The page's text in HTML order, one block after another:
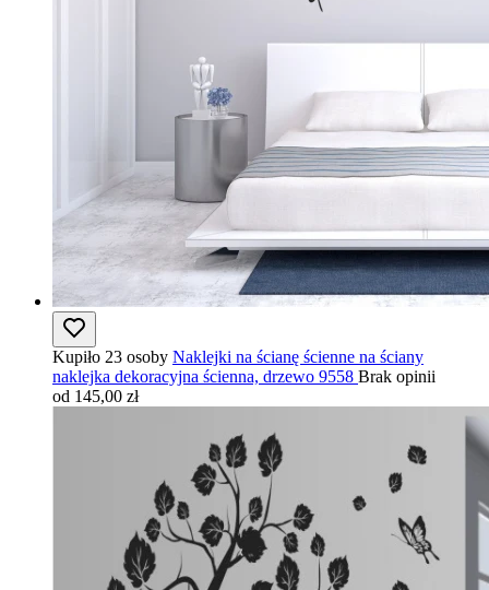
Kupiło 23 osoby Naklejki na ścianę ścienne na ściany
naklejka dekoracyjna ścienna, drzewo 9558 Brak opinii
od 145,00 zł